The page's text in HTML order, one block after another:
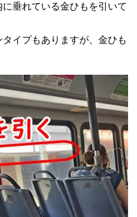
垂れている金ひもを引いて
タイプもありますが、金ひも